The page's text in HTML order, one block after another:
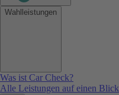
Wahlleistungen
Was ist Car Check?
Alle Leistungen auf einen Blick